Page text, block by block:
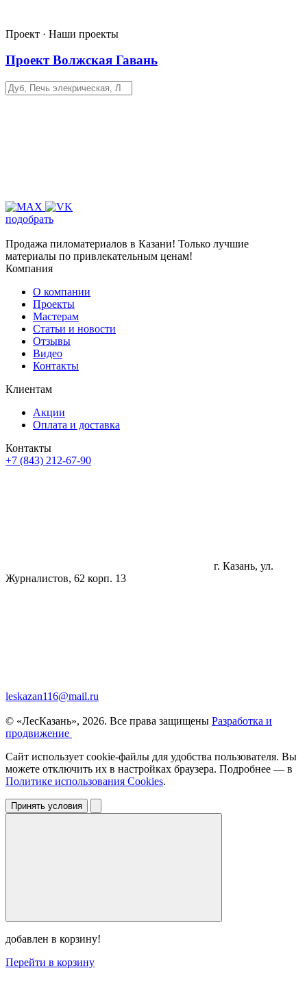
Проект · Наши проекты
Проект Волжская Гавань
подобрать
Продажа пиломатериалов в Казани! Только лучшие
материалы по привлекательным ценам!
Компания
О компании
Проекты
Мастерам
Статьи и новости
Отзывы
Видео
Контакты
Клиентам
Акции
Оплата и доставка
Контакты
+7 (843) 212-67-90
г. Казань, ул.
Журналистов, 62 корп. 13
leskazan116@mail.ru
© «ЛесКазань», 2026. Все права защищены Разработка и
продвижение
Сайт использует cookie-файлы для удобства пользователя. Вы
можете отключить их в настройках браузера. Подробнее — в
Политике использования Cookies.
Принять условия
добавлен в корзину!
Перейти в корзину